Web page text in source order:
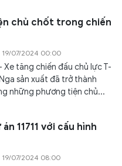
chủ chốt trong chiến
19/07/2024 00:00
Xe tăng chiến đấu chủ lực T-
sản xuất đã trở thành
những phương tiện chủ...
11711 với cấu hình
19/07/2024 08:00